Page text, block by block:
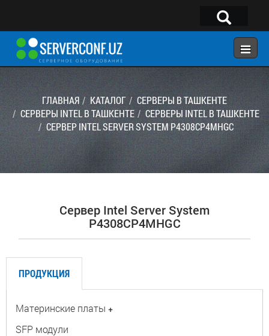
×
ГЛАВНАЯ
КОНФИГУРАТОР
КАТАЛОГ
УСЛУГИ
КОНТАКТЫ
Telegram:@serverconf_uz
Тел: (90) 932-18-00
ГЛАВНАЯ КАТАЛОГ
СЕРВЕРЫ В ТАШКЕНТЕ
СЕРВЕРЫ INTEL В ТАШКЕНТЕ
СЕРВЕРЫ INTEL В ТАШКЕНТЕ
СЕРВЕР INTEL SERVER SYSTEM P4308CP4MHGC
Сервер Intel Server System
P4308CP4MHGC
ПРОДУКЦИЯ
Материнские платы +
SFP модули